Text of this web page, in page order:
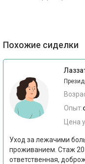
Похожие сиделки
Опыт:
Цена
Уход за лежачими
проживанием. Стаж 20
ответственная,